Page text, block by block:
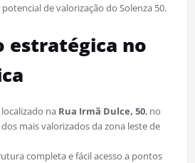
de valorização do Solenza 50.
estratégica no
na Rua Irmã Dulce, 50, no
mais valorizados da zona leste de
completa e fácil acesso a pontos